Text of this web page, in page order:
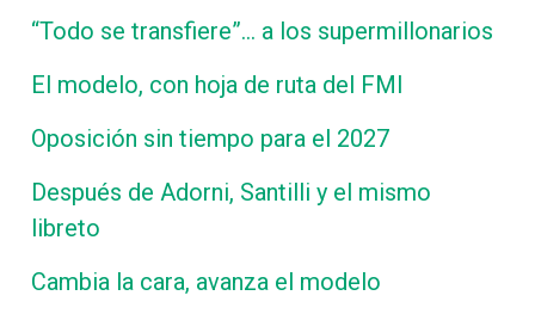
“Todo se transfiere”… a los supermillonarios
El modelo, con hoja de ruta del FMI
Oposición sin tiempo para el 2027
Después de Adorni, Santilli y el mismo
libreto
Cambia la cara, avanza el modelo